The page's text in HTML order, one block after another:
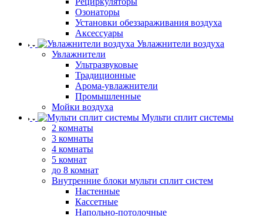
Озонаторы
Установки обеззараживания воздуха
Аксессуары
Увлажнители воздуха
Увлажнители
Ультразвуковые
Традиционные
Арома-увлажнители
Промышленные
Мойки воздуха
Мульти сплит системы
2 комнаты
3 комнаты
4 комнаты
5 комнат
до 8 комнат
Внутренние блоки мульти сплит систем
Настенные
Кассетные
Напольно-потолочные